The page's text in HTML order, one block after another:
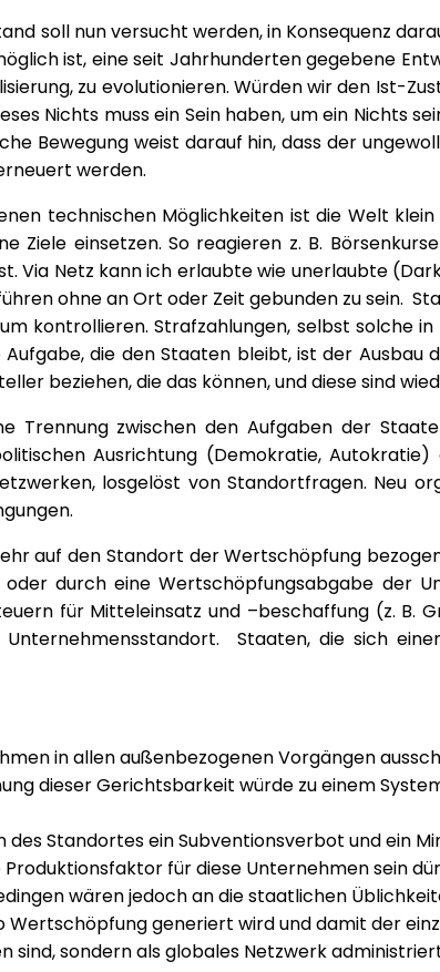
soll nun versucht werden, in Konsequenz
ist, eine seit Jahrhunderten gegebene
zu evolutionieren. Würden wir den Ist-
Nichts muss ein Sein haben, um ein Nichts
Bewegung weist darauf hin, dass der
werden.
technischen Möglichkeiten ist die Welt
Ziele einsetzen. So reagieren z. B.
Via Netz kann ich erlaubte wie unerlaubte
ohne an Ort oder Zeit gebunden zu sein.
kontrollieren. Strafzahlungen, selbst solche
die den Staaten bleibt, ist der
beziehen, die das können, und diese sind
Trennung zwischen den Aufgaben der
Ausrichtung (Demokratie,
losgelöst von Standortfragen. Neu
auf den Standort der Wertschöpfung
durch eine Wertschöpfungsabgabe der
für Mitteleinsatz und –beschaffung (z. B.
Staaten, die sich
in allen außenbezogenen Vorgängen
dieser Gerichtsbarkeit würde zu einem
Standortes ein Subventionsverbot und ein
Produktionsfaktor für diese Unternehmen sein
wären jedoch an die staatlichen
Wertschöpfung generiert wird und damit der
sind, sondern als globales Netzwerk